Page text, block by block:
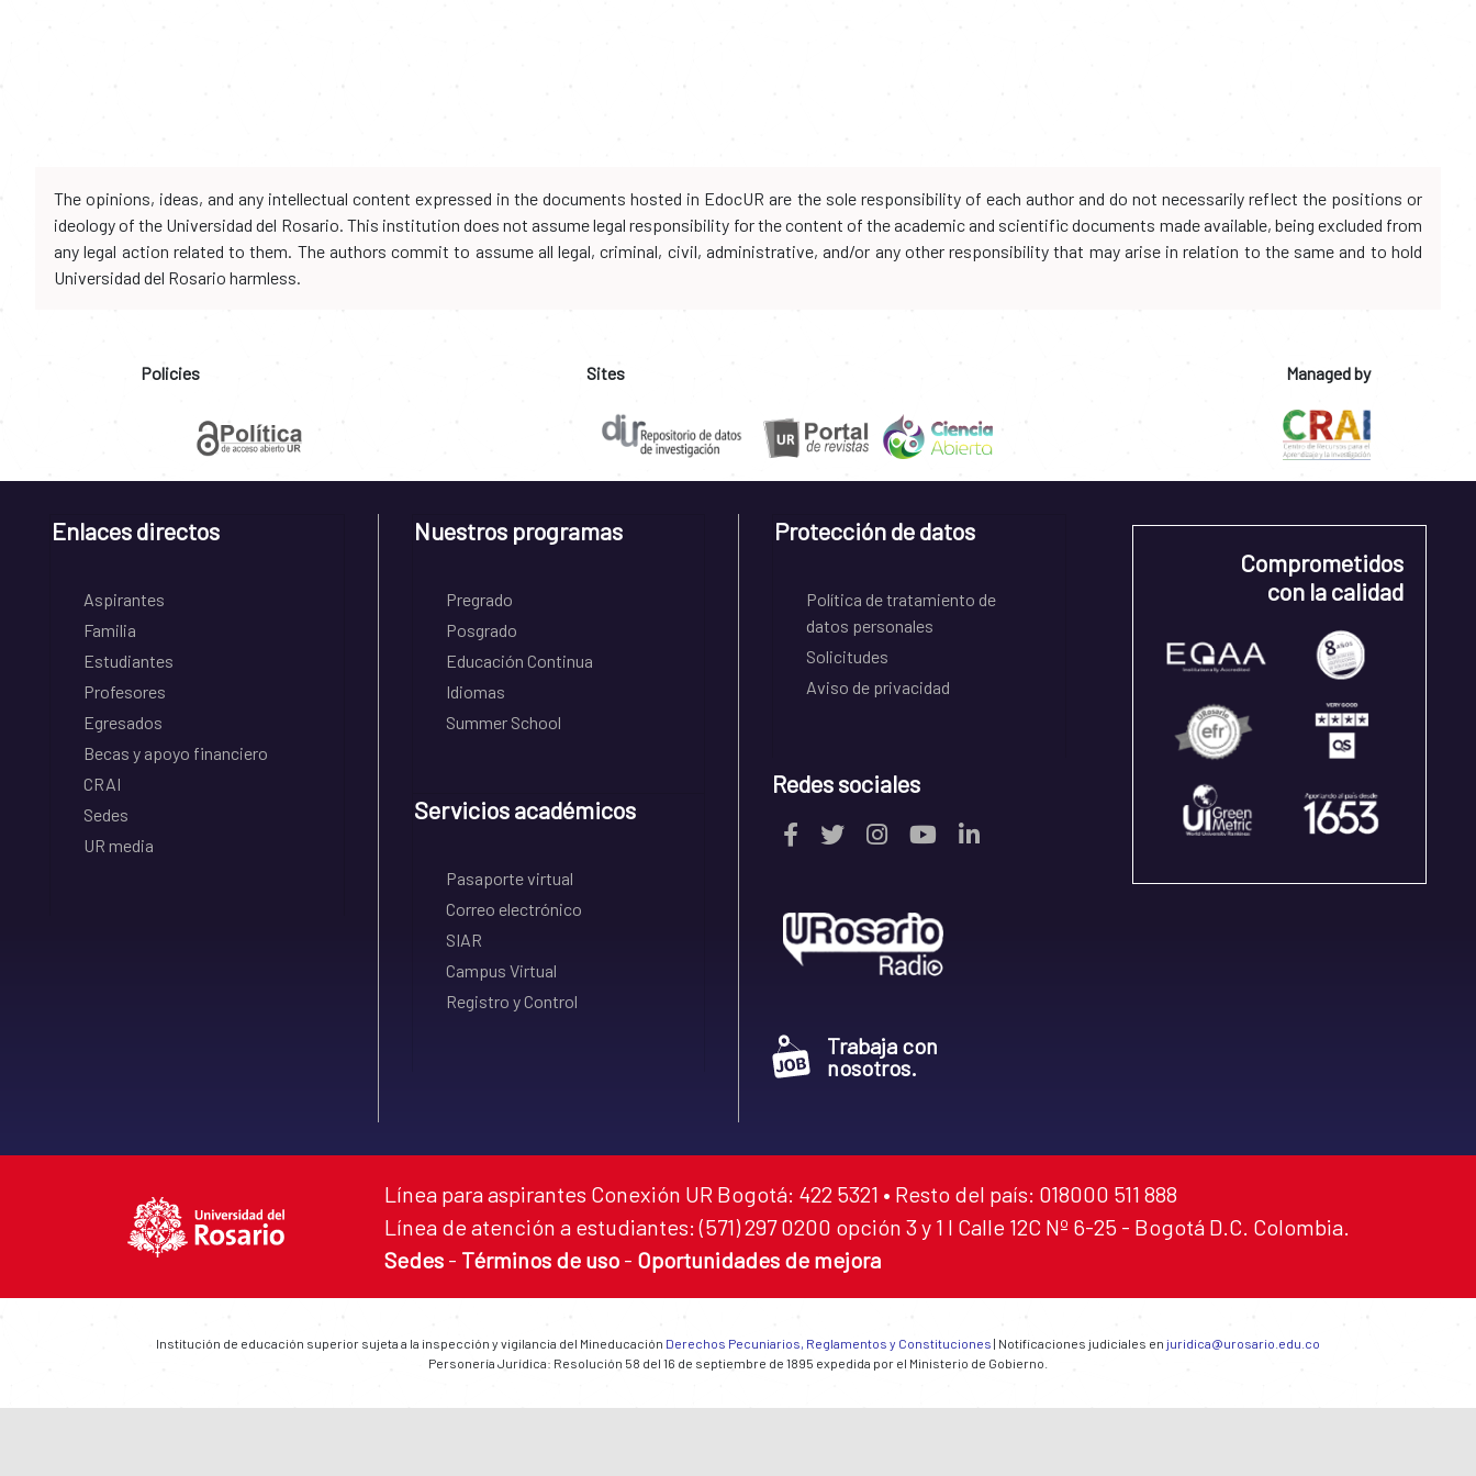
The opinions, ideas, and any intellectual content expressed in the documents hosted in EdocUR are the sole responsibility of each author and do not necessarily reflect the positions or
ideology of the Universidad del Rosario. This institution does not assume legal responsibility for the content of the academic and scientific documents made available, being excluded from
any legal action related to them. The authors commit to assume all legal, criminal, civil, administrative, and/or any other responsibility that may arise in relation to the same and to hold
Universidad del Rosario harmless.
Policies Sites Managed by
Enlaces directos
Aspirantes
Familia
Estudiantes
Profesores
Egresados
Becas y apoyo financiero
CRAI
Sedes
UR media
Nuestros programas
Pregrado
Posgrado
Educación Continua
Idiomas
Summer School
Servicios académicos
Pasaporte virtual
Correo electrónico
SIAR
Campus Virtual
Registro y Control
Protección de datos
Política de tratamiento de
datos personales
Solicitudes
Aviso de privacidad
Redes sociales
Trabaja con
nosotros.
Comprometidos
con la calidad
Línea para aspirantes Conexión UR Bogotá: 422 5321 • Resto del país: 018000 511 888
Línea de atención a estudiantes: (571) 297 0200 opción 3 y 1 I Calle 12C Nº 6-25 - Bogotá D.C. Colombia.
Sedes - Términos de uso - Oportunidades de mejora
Institución de educación superior sujeta a la inspección y vigilancia del Mineducación Derechos Pecuniarios, Reglamentos y Constituciones | Notificaciones judiciales en juridica@urosario.edu.co
Personería Jurídica: Resolución 58 del 16 de septiembre de 1895 expedida por el Ministerio de Gobierno.